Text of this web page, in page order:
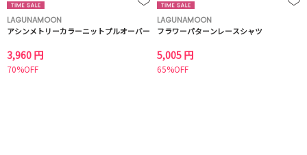
LAGUNAMOON
アシンメトリーカラーニットプルオーバー
3,960 円
70%OFF
LAGUNAMOON
フラワーパターンレースシャツ
5,005 円
65%OFF